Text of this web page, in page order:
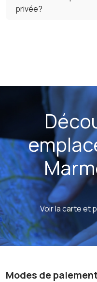
privée?
Voir la carte et
Modes de